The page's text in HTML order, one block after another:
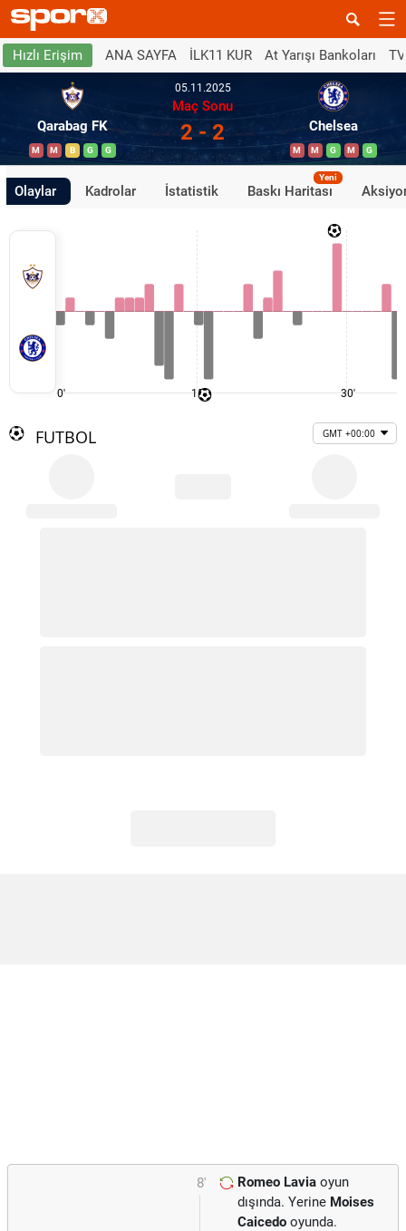
Hızlı Erişim ANA SAYFA İLK11 KUR At Yarışı Bankoları
Qarabag FK
M M B G G
05.11.2025
Maç Sonu
2 - 2 Chelsea
M M G M G
Olaylar Kadrolar İstatistik Baskı Haritası
Yeni
0' 15' 30'
FUTBOL GMT +00:00
8' Romeo Lavia oyun
dışında. Yerine Moises
Caicedo oyunda.